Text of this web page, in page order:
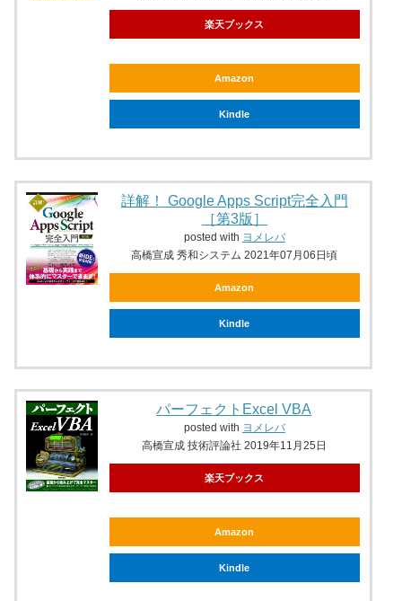
楽天ブックス
Amazon
Kindle
詳解！ Google Apps Script完全入門
［第3版］
posted with ヨメレバ
高橋宣成 秀和システム 2021年07月06日頃
Amazon
Kindle
パーフェクトExcel VBA
posted with ヨメレバ
高橋宣成 技術評論社 2019年11月25日
楽天ブックス
Amazon
Kindle